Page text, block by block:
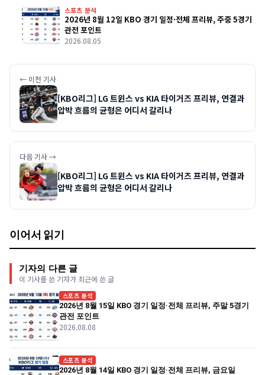
스포츠 분석
2026년 8월 12일 KBO 경기 일정·전체 프리뷰, 주중 5경기
관전 포인트
2026.08.05
← 이전 기사
[KBO리그] LG 트윈스 vs KIA 타이거즈 프리뷰, 연결과
압박 흐름의 균형은 어디서 갈리나
다음 기사 →
[KBO리그] LG 트윈스 vs KIA 타이거즈 프리뷰, 연결과
압박 흐름의 균형은 어디서 갈리나
이어서 읽기
기자의 다른 글
이 기사를 쓴 기자가 최근에 쓴 글
스포츠 분석
2026년 8월 15일 KBO 경기 일정·전체 프리뷰, 주말 5경기
관전 포인트
2026.08.08
스포츠 분석
2026년 8월 14일 KBO 경기 일정·전체 프리뷰, 금요일